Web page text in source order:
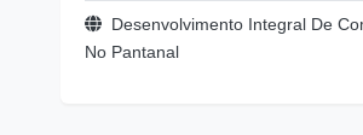
Desenvolvimento Integral De
No Pantanal